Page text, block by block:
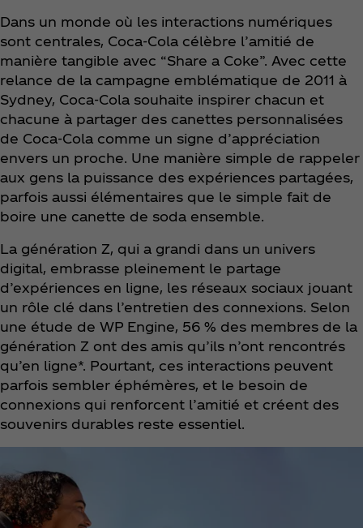
Dans un monde où les interactions numériques
sont centrales, Coca‑Cola célèbre l’amitié de
manière tangible avec “Share a Coke”. Avec cette
relance de la campagne emblématique de 2011 à
Sydney, Coca‑Cola souhaite inspirer chacun et
chacune à partager des canettes personnalisées
de Coca‑Cola comme un signe d’appréciation
envers un proche. Une manière simple de rappeler
aux gens la puissance des expériences partagées,
parfois aussi élémentaires que le simple fait de
boire une canette de soda ensemble.
La génération Z, qui a grandi dans un univers
digital, embrasse pleinement le partage
d’expériences en ligne, les réseaux sociaux jouant
un rôle clé dans l’entretien des connexions. Selon
une étude de WP Engine, 56 % des membres de la
génération Z ont des amis qu’ils n’ont rencontrés
qu’en ligne*. Pourtant, ces interactions peuvent
parfois sembler éphémères, et le besoin de
connexions qui renforcent l’amitié et créent des
souvenirs durables reste essentiel.